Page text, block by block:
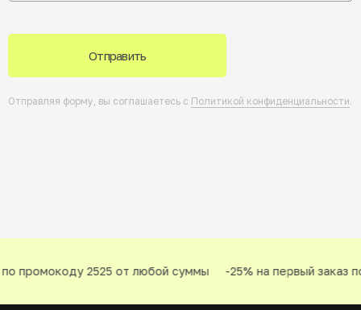
Отправить
Отправляя форму, вы соглашаетесь с Политикой конфиденциальности.
промокоду 2525 от любой суммы -25% на первый заказ